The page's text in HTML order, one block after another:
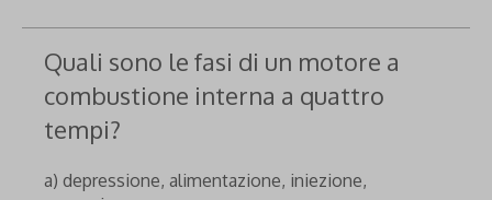
Quali sono le fasi di un motore a
combustione interna a quattro
tempi?
a) depressione, alimentazione, iniezione,